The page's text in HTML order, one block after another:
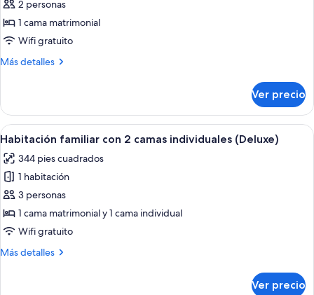
de
Habitación
estándar,
cama
2 personas
1 cama matrimonial
Wifi gratuito
Más detalles
Más
estándar,
cama
Ver precio
Abrir
todas
las
fotos
de
Habitación
familiar
2
Habitación de hotel con dos camas,
6
Habitación familiar con 2 camas individuales (Deluxe)
344 pies cuadrados
1 habitación
3 personas
1 cama matrimonial y 1 cama individual
Wifi gratuito
Más detalles
Más
Ver precio